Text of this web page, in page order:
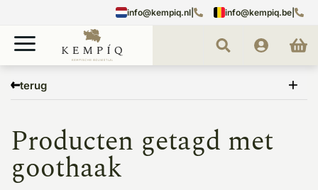
info@kempiq.nl info@kempiq.be
terug
goothaak
Producten getagd met
goothaak